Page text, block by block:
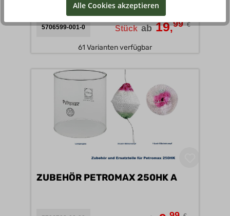
5706599-001-0 Stück ab 19,99 €
61 Varianten verfügbar
ZUBEHÖR PETROMAX 250HK A
Alle Cookies akzeptieren